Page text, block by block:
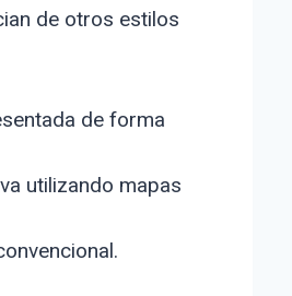
de otros estilos
de forma
utilizando mapas